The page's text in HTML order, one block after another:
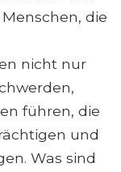
die
nicht nur
führen, die
und
Was sind